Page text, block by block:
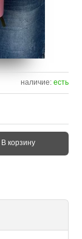
наличие: есть
В корзину